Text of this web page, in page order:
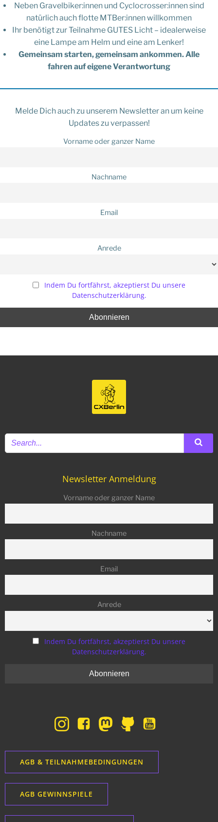
Neben Gravelbiker:innen und Cyclocrosser:innen sind
natürlich auch flotte MTBer:innen willkommen
Ihr benötigt zur Teilnahme GUTES Licht – idealerweise
eine Lampe am Helm und eine am Lenker!
Gemeinsam starten, gemeinsam ankommen. Alle
fahren auf eigene Verantwortung
Melde Dich auch zu unserem Newsletter an um keine
Updates zu verpassen!
Vorname oder ganzer Name
Nachname
Email
Anrede
Indem Du fortfährst, akzeptierst Du unsere
Datenschutzerklärung.
Newsletter Anmeldung
Vorname oder ganzer Name
Nachname
Email
Anrede
Indem Du fortfährst, akzeptierst Du unsere
Datenschutzerklärung.
AGB & TEILNAHMEBEDINGUNGEN
AGB GEWINNSPIELE